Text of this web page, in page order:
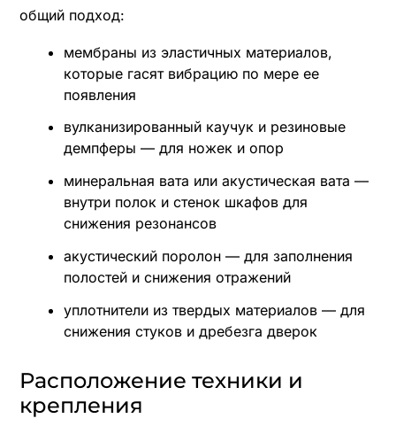
общий подход:
мембраны из эластичных материалов,
которые гасят вибрацию по мере ее
появления
вулканизированный каучук и резиновые
демпферы — для ножек и опор
минеральная вата или акустическая вата —
внутри полок и стенок шкафов для
снижения резонансов
акустический поролон — для заполнения
полостей и снижения отражений
уплотнители из твердых материалов — для
снижения стуков и дребезга дверок
Расположение техники и
крепления